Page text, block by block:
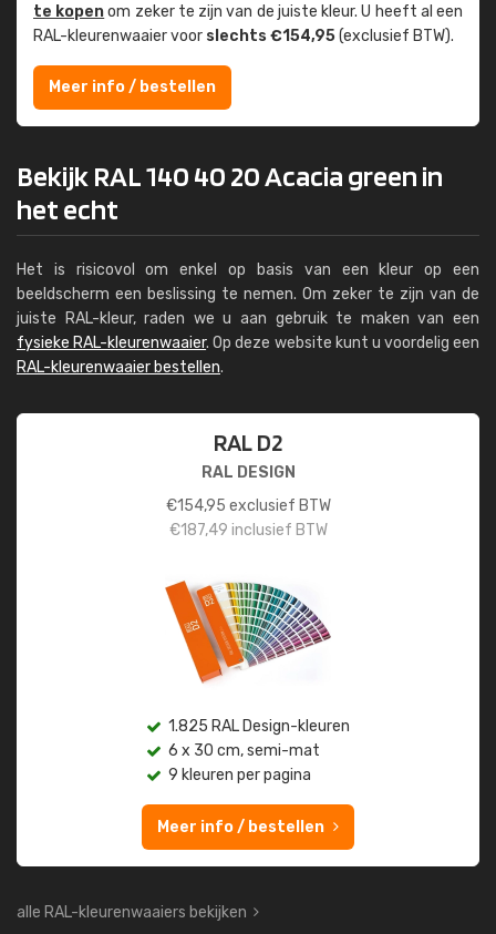
te kopenom zeker te zijn van de juiste kleur. U heeft al een
RAL-kleuren­waaier voor slechts €154,95(exclusief BTW).
Meer info / bestellen
Bekijk RAL 140 40 20 Acacia green in
het echt
Het is risicovol om enkel op basis van een kleur op een
beeldscherm een beslissing te nemen. Om zeker te zijn van de
juiste RAL-kleur, raden we u aan gebruik te maken van een
fysieke RAL-kleurenwaaier. Op deze website kunt u voordelig een
RAL-kleurenwaaier bestellen.
RAL D2
RAL DESIGN
€154,95 exclusief BTW
€187,49 inclusief BTW
1.825 RAL Design-kleuren
6 x 30 cm, semi-mat
9 kleuren per pagina
Meer info / bestellen
alle RAL-kleurenwaaiers bekijken